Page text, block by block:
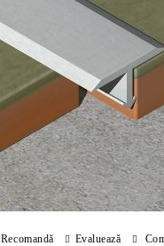
Recomandă Evaluează